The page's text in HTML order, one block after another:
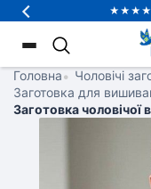
★★★★★
Головна• Чоловічі
Заготовка для
Заготовка чоловічої